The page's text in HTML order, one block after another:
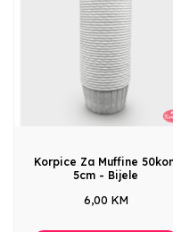
Korpice Za Muffine
5cm - Bijele
6,00 KM